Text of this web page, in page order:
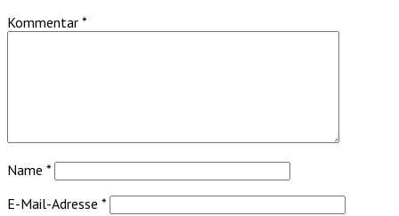
Kommentar *
Name *
E-Mail-Adresse *